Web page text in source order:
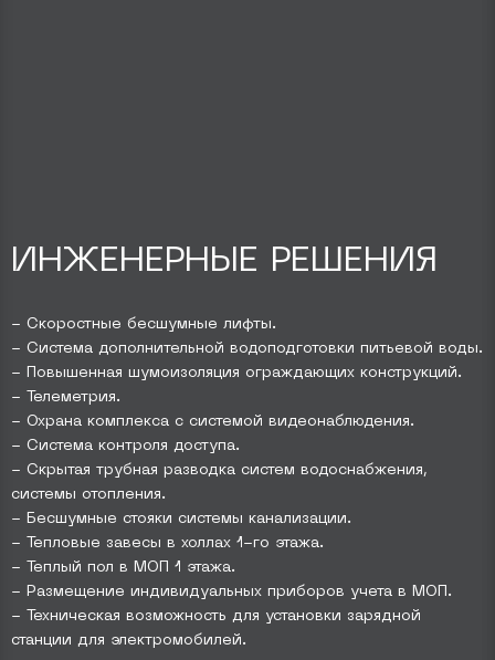
ИНЖЕНЕРНЫЕ РЕШЕНИЯ
- Скоростные бесшумные лифты.
- Система дополнительной водоподготовки питьевой воды.
- Повышенная шумоизоляция ограждающих конструкций.
- Телеметрия.
- Охрана комплекса с системой видеонаблюдения.
- Система контроля доступа.
- Скрытая трубная разводка систем водоснабжения,
системы отопления.
- Бесшумные стояки системы канализации.
- Тепловые завесы в холлах 1-го этажа.
- Теплый пол в МОП 1 этажа.
- Размещение индивидуальных приборов учета в МОП.
- Техническая возможность для установки зарядной
станции для электромобилей.